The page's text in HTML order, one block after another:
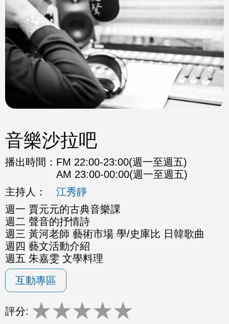
音樂沙拉吧
播出時間： FM 22:00-23:00(週一至週五)
AM 23:00-00:00(週一至週五)
主持人：
江秀靜
週一 賈元元的古典音樂課
週二 聲音的抒情詩
週三 黃河老師 藝術市場 學/史庫比 日韓歌曲
週四 藝文活動介紹
週五 朱嘉雯 文學料理
互動專區
評分: ★★★★★